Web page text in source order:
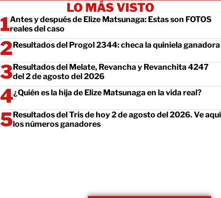
LO MÁS VISTO
Antes y después de Elize Matsunaga: Estas son FOTOS
reales del caso
Resultados del Progol 2344: checa la quiniela ganadora
Resultados del Melate, Revancha y Revanchita 4247
del 2 de agosto del 2026
¿Quién es la hija de Elize Matsunaga en la vida real?
Resultados del Tris de hoy 2 de agosto del 2026. Ve aquí
los números ganadores